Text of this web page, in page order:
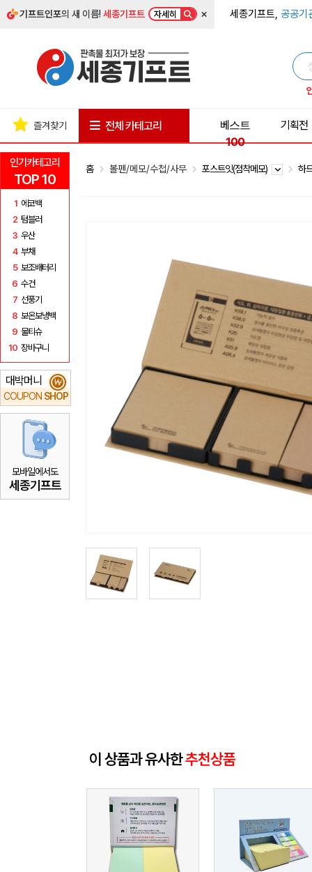
기프트인포의 새 이름!세종기프트 자세히 × 세종기프트, 공공기
인기카테고리
TOP 10
1 에코백
2 텀블러
3 우산
4 부채
5 보조배터리
6 수건
7 선풍기
8 보온보냉백
9 물티슈
10 장바구니
대박머니
COUPON SHOP
₩
모바일에서도
세종기프트
즐겨찾기 전체 카테고리
베스트
100
기획전
홈 볼펜/메모/수첩/사무 포스트잇(점착메모) 하
이 상품과 유사한추천상품